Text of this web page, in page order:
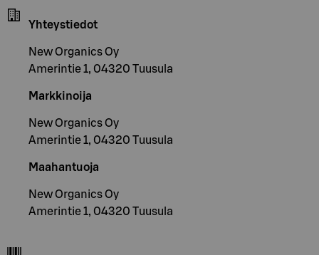
Yhteystiedot
New Organics Oy
Amerintie 1, 04320 Tuusula
Markkinoija
New Organics Oy
Amerintie 1, 04320 Tuusula
Maahantuoja
New Organics Oy
Amerintie 1, 04320 Tuusula